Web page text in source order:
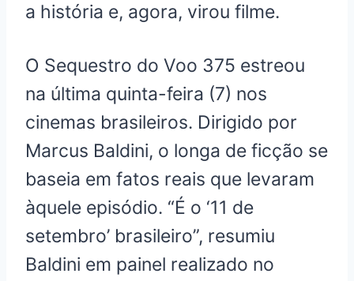
a história e, agora, virou filme.
O Sequestro do Voo 375 estreou
na última quinta-feira (7) nos
cinemas brasileiros. Dirigido por
Marcus Baldini, o longa de ficção se
baseia em fatos reais que levaram
àquele episódio. “É o ‘11 de
setembro’ brasileiro”, resumiu
Baldini em painel realizado no